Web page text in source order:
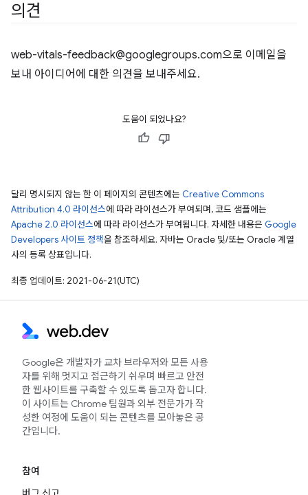
의견
web-vitals-feedback@googlegroups.com으로 이메일을
보내 아이디어에 대한 의견을 보내주세요.
도움이 되었나요?
달리 명시되지 않는 한 이 페이지의 콘텐츠에는 Creative Commons
Attribution 4.0 라이선스에 따라 라이선스가 부여되며, 코드 샘플에는
Apache 2.0 라이선스에 따라 라이선스가 부여됩니다. 자세한 내용은 Google
Developers 사이트 정책을 참조하세요. 자바는 Oracle 및/또는 Oracle 계열
사의 등록 상표입니다.
최종 업데이트: 2021-06-21(UTC)
Google은 개발자가 교차 브라우저와 모든 사용
자를 위해 멋지고 접근하기 쉬우며 빠르고 안전
한 웹사이트를 구축할 수 있도록 돕고자 합니다.
이 사이트는 Chrome 팀원과 외부 전문가가 작
성한 여정에 도움이 되는 콘텐츠를 모아놓은 공
간입니다.
참여